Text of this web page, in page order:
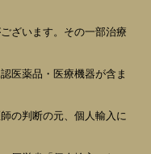
ざいます。その一部治療
医薬品・医療機器が含ま
の判断の元、個人輸入に